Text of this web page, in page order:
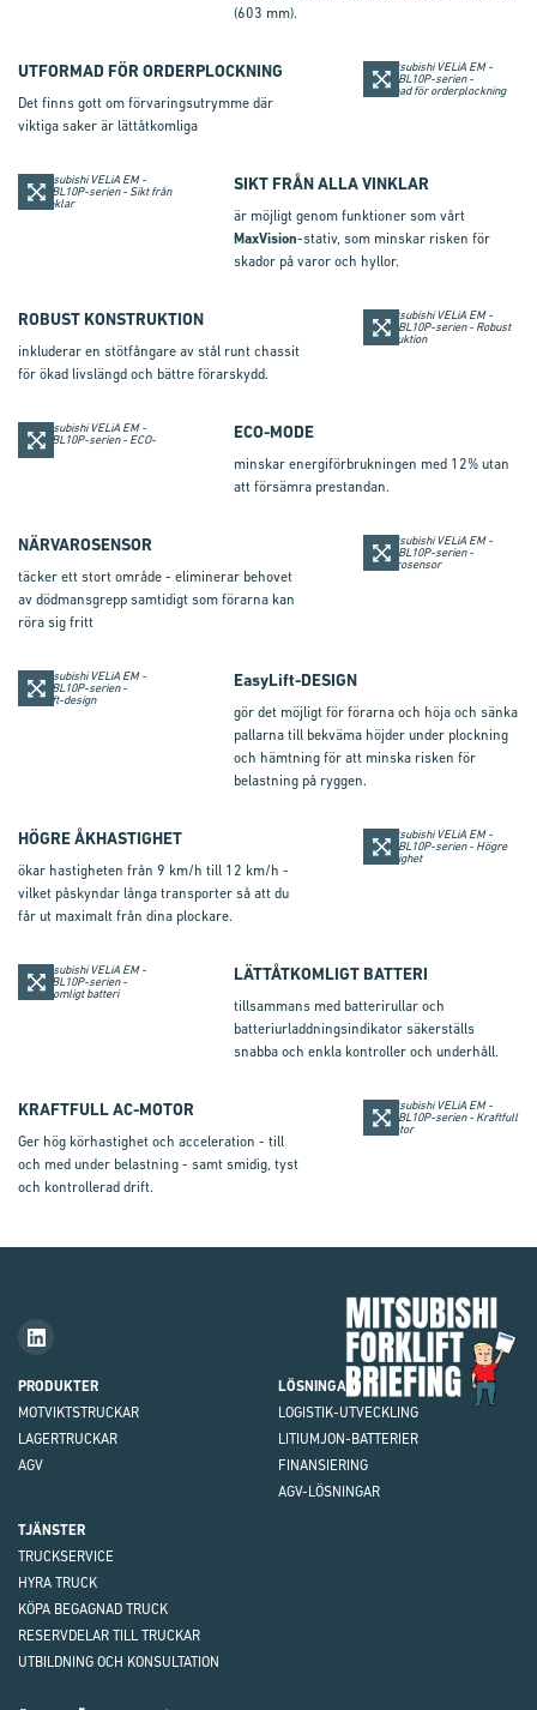
(603 mm).
UTFORMAD FÖR ORDERPLOCKNING
Det finns gott om förvaringsutrymme där
viktiga saker är lättåtkomliga
SIKT FRÅN ALLA VINKLAR
är möjligt genom funktioner som vårt
MaxVision-stativ, som minskar risken för
skador på varor och hyllor.
ROBUST KONSTRUKTION
inkluderar en stötfångare av stål runt chassit
för ökad livslängd och bättre förarskydd.
ECO-MODE
minskar energiförbrukningen med 12% utan
att försämra prestandan.
NÄRVAROSENSOR
täcker ett stort område - eliminerar behovet
av dödmansgrepp samtidigt som förarna kan
röra sig fritt
EasyLift-DESIGN
gör det möjligt för förarna och höja och sänka
pallarna till bekväma höjder under plockning
och hämtning för att minska risken för
belastning på ryggen.
HÖGRE ÅKHASTIGHET
ökar hastigheten från 9 km/h till 12 km/h -
vilket påskyndar långa transporter så att du
får ut maximalt från dina plockare.
LÄTTÅTKOMLIGT BATTERI
tillsammans med batterirullar och
batteriurladdningsindikator säkerställs
snabba och enkla kontroller och underhåll.
KRAFTFULL AC-MOTOR
Ger hög körhastighet och acceleration - till
och med under belastning - samt smidig, tyst
och kontrollerad drift.
PRODUKTER
MOTVIKTSTRUCKAR
LAGERTRUCKAR
AGV
LÖSNINGAR
LOGISTIK-UTVECKLING
LITIUMJON-BATTERIER
FINANSIERING
AGV-LÖSNINGAR
TJÄNSTER
TRUCKSERVICE
HYRA TRUCK
KÖPA BEGAGNAD TRUCK
RESERVDELAR TILL TRUCKAR
UTBILDNING OCH KONSULTATION